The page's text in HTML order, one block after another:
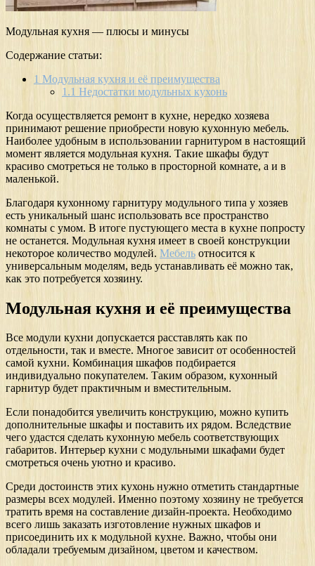
Модульная кухня — плюсы и минусы
Содержание статьи:
1 Модульная кухня и её преимущества
1.1 Недостатки модульных кухонь
Когда осуществляется ремонт в кухне, нередко хозяева
принимают решение приобрести новую кухонную мебель.
Наиболее удобным в использовании гарнитуром в настоящий
момент является модульная кухня. Такие шкафы будут
красиво смотреться не только в просторной комнате, а и в
маленькой.
Благодаря кухонному гарнитуру модульного типа у хозяев
есть уникальный шанс использовать все пространство
комнаты с умом. В итоге пустующего места в кухне попросту
не останется. Модульная кухня имеет в своей конструкции
некоторое количество модулей. Мебель относится к
универсальным моделям, ведь устанавливать её можно так,
как это потребуется хозяину.
Модульная кухня и её преимущества
Все модули кухни допускается расставлять как по
отдельности, так и вместе. Многое зависит от особенностей
самой кухни. Комбинация шкафов подбирается
индивидуально покупателем. Таким образом, кухонный
гарнитур будет практичным и вместительным.
Если понадобится увеличить конструкцию, можно купить
дополнительные шкафы и поставить их рядом. Вследствие
чего удастся сделать кухонную мебель соответствующих
габаритов. Интерьер кухни с модульными шкафами будет
смотреться очень уютно и красиво.
Среди достоинств этих кухонь нужно отметить стандартные
размеры всех модулей. Именно поэтому хозяину не требуется
тратить время на составление дизайн-проекта. Необходимо
всего лишь заказать изготовление нужных шкафов и
присоединить их к модульной кухне. Важно, чтобы они
обладали требуемым дизайном, цветом и качеством.